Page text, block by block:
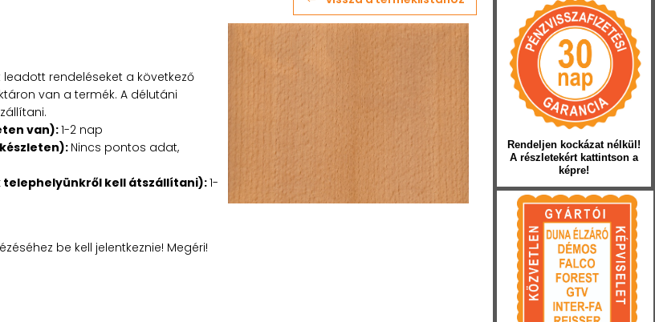
leadott rendeléseket a következő
van a termék. A délutáni
van):1-2 nap
Nincs pontos adat,
telephelyünkről kell átszállítani):1-
be kell jelentkeznie! Megéri!
Rendeljen kockázat nélkül!
A részletekért kattintson a
képre!